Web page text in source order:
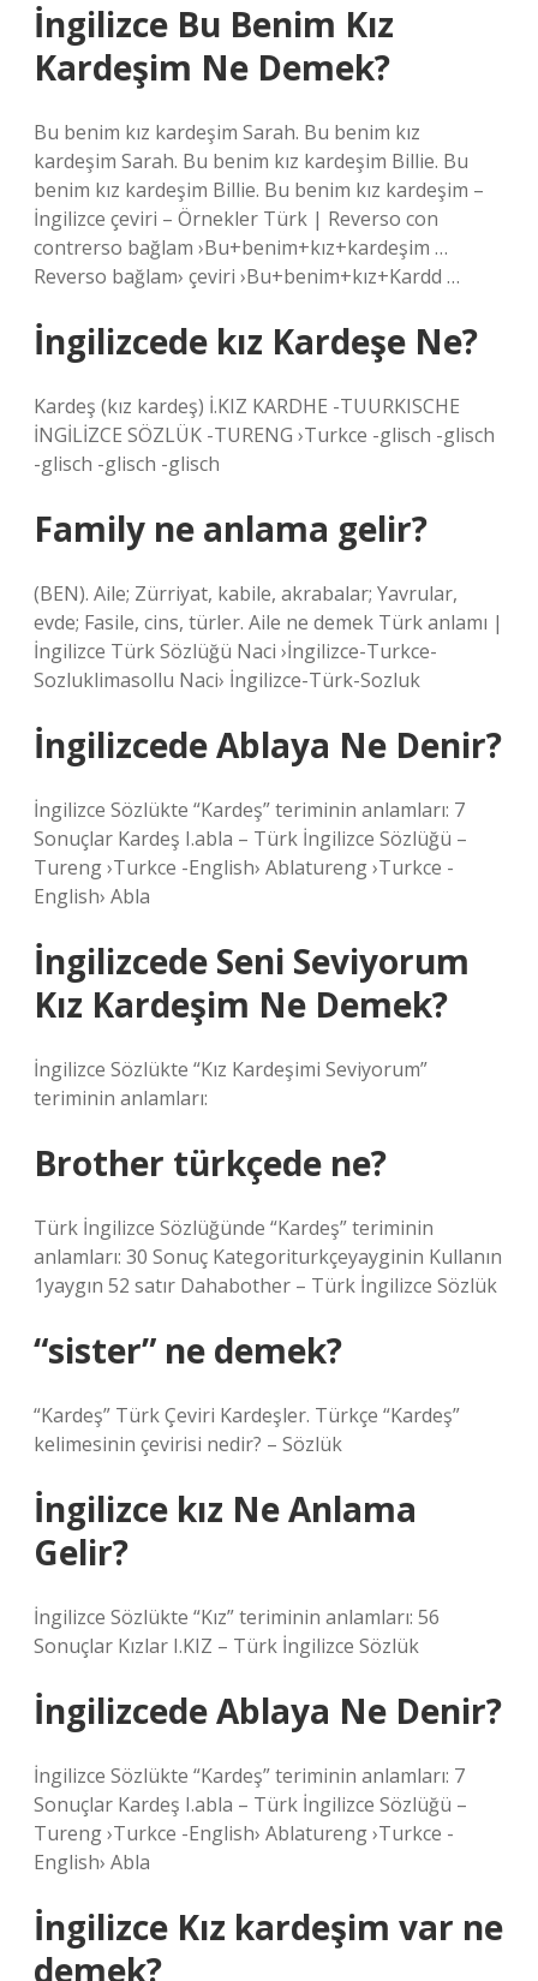
İngilizce Bu Benim Kız
Kardeşim Ne Demek?
Bu benim kız kardeşim Sarah. Bu benim kız
kardeşim Sarah. Bu benim kız kardeşim Billie. Bu
benim kız kardeşim Billie. Bu benim kız kardeşim –
İngilizce çeviri – Örnekler Türk | Reverso con
contrerso bağlam ›Bu+benim+kız+kardeşim …
Reverso bağlam› çeviri ›Bu+benim+kız+Kardd …
İngilizcede kız Kardeşe Ne?
Kardeş (kız kardeş) İ.KIZ KARDHE -TUURKISCHE
İNGİLİZCE SÖZLÜK -TURENG ›Turkce -glisch -glisch
-glisch -glisch -glisch
Family ne anlama gelir?
(BEN). Aile; Zürriyat, kabile, akrabalar; Yavrular,
evde; Fasile, cins, türler. Aile ne demek Türk anlamı |
İngilizce Türk Sözlüğü Naci ›İngilizce-Turkce-
Sozluklimasollu Naci› İngilizce-Türk-Sozluk
İngilizcede Ablaya Ne Denir?
İngilizce Sözlükte “Kardeş” teriminin anlamları: 7
Sonuçlar Kardeş I.abla – Türk İngilizce Sözlüğü –
Tureng ›Turkce -English› Ablatureng ›Turkce -
English› Abla
İngilizcede Seni Seviyorum
Kız Kardeşim Ne Demek?
İngilizce Sözlükte “Kız Kardeşimi Seviyorum”
teriminin anlamları:
Brother türkçede ne?
Türk İngilizce Sözlüğünde “Kardeş” teriminin
anlamları: 30 Sonuç Kategoriturkçeyayginin Kullanın
1yaygın 52 satır Dahabother – Türk İngilizce Sözlük
“sister” ne demek?
“Kardeş” Türk Çeviri Kardeşler. Türkçe “Kardeş”
kelimesinin çevirisi nedir? – Sözlük
İngilizce kız Ne Anlama
Gelir?
İngilizce Sözlükte “Kız” teriminin anlamları: 56
Sonuçlar Kızlar I.KIZ – Türk İngilizce Sözlük
İngilizcede Ablaya Ne Denir?
İngilizce Sözlükte “Kardeş” teriminin anlamları: 7
Sonuçlar Kardeş I.abla – Türk İngilizce Sözlüğü –
Tureng ›Turkce -English› Ablatureng ›Turkce -
English› Abla
İngilizce Kız kardeşim var ne
demek?